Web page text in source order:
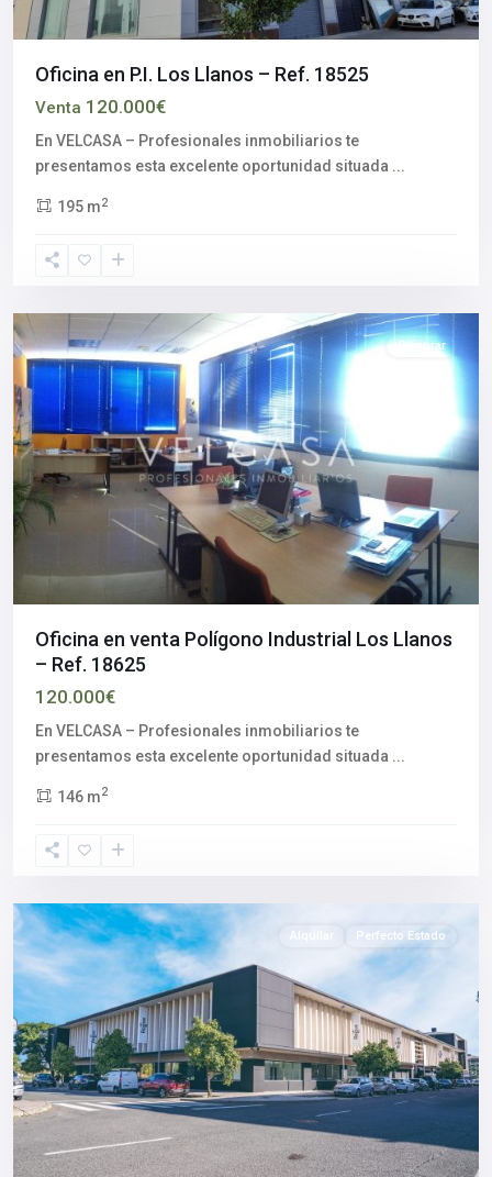
Oficina en P.I. Los Llanos – Ref. 18525
Venta 120.000€
En VELCASA – Profesionales inmobiliarios te
presentamos esta excelente oportunidad situada ...
195 m2
Aljarafe,
Sevilla
Comprar
Oficina en venta Polígono Industrial Los Llanos
– Ref. 18625
120.000€
En VELCASA – Profesionales inmobiliarios te
presentamos esta excelente oportunidad situada ...
146 m2
Aljarafe,
Sevilla
Alquilar Perfecto Estado